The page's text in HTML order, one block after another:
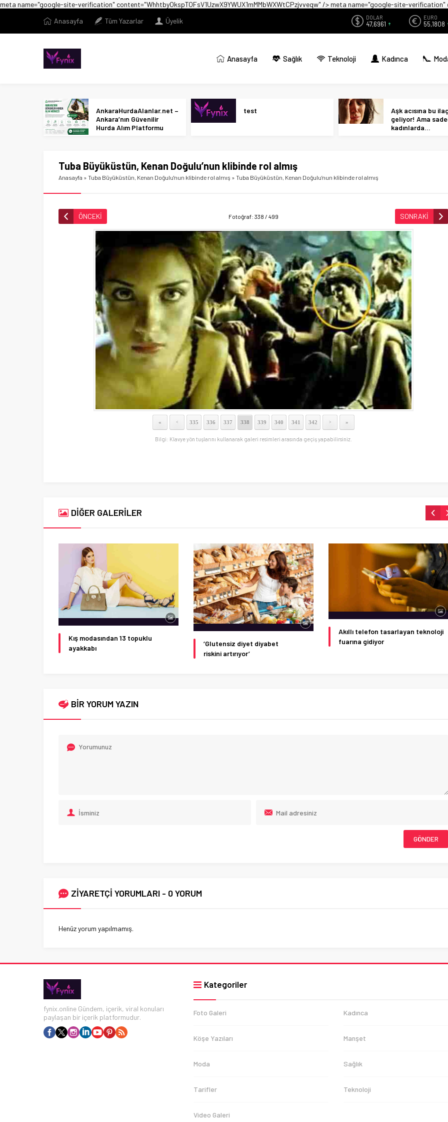
meta name="google-site-verification" content="WhhtbyOkspTOFsV1UzwX9YWUX1mMMbWXWtCPzjvveqw" /> meta name="google-site-verification"
Anasayfa
Tüm Yazarlar Üyelik DOLAR
47,6961
EURO
55,1808
Anasayfa Sağlık Teknoloji Kadınca
AnkaraHurdaAlanlar.net –
Ankara’nın Güvenilir
Hurda Alım Platformu
test
Aşk acısına bu
geliyor! Ama
kadınlarda…
Tuba Büyüküstün, Kenan Doğulu’nun klibinde rol almış
Anasayfa » Tuba Büyüküstün, Kenan Doğulu'nun klibinde rol almış » Tuba Büyüküstün, Kenan Doğulu’nun klibinde rol almış
ÖNCEKİ Fotoğraf: 338 / 499 SONRAKİ
« < 335 336 337 338 339 340 341 342 > »
Bilgi: Klavye yön tuşlarını kullanarak galeri resimleri arasında geçiş yapabilirsiniz.
DİĞER GALERİLER
Kış modasından 13 topuklu
ayakkabı
‘Glutensiz diyet diyabet
riskini artırıyor’
Akıllı telefon tasarlayan teknoloji
fuarına gidiyor
BİR YORUM YAZIN
ZİYARETÇİ YORUMLARI - 0 YORUM
Henüz yorum yapılmamış.
fynix.online Gündem, içerik, viral konuları
paylaşan bir içerik platformudur.
Kategoriler
Foto Galeri Kadınca
Köşe Yazıları Manşet
Moda Sağlık
Tarifler Teknoloji
Video Galeri